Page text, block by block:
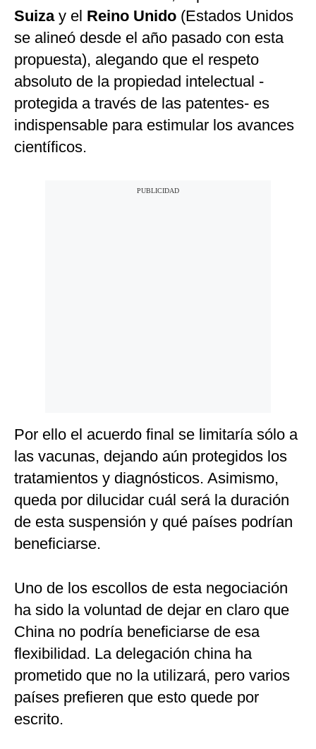
Suiza y el Reino Unido (Estados Unidos
se alineó desde el año pasado con esta
propuesta), alegando que el respeto
absoluto de la propiedad intelectual -
protegida a través de las patentes- es
indispensable para estimular los avances
científicos.
Por ello el acuerdo final se limitaría sólo a
las vacunas, dejando aún protegidos los
tratamientos y diagnósticos. Asimismo,
queda por dilucidar cuál será la duración
de esta suspensión y qué países podrían
beneficiarse.
Uno de los escollos de esta negociación
ha sido la voluntad de dejar en claro que
China no podría beneficiarse de esa
flexibilidad. La delegación china ha
prometido que no la utilizará, pero varios
países prefieren que esto quede por
escrito.